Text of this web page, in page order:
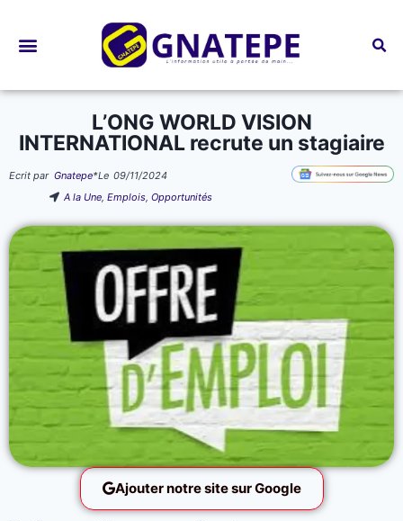
L’ONG WORLD VISION
INTERNATIONAL recrute un stagiaire
Ecrit par Gnatepe*Le 09/11/2024
A la Une,Emplois,Opportunités
Ajouter notre site sur Google